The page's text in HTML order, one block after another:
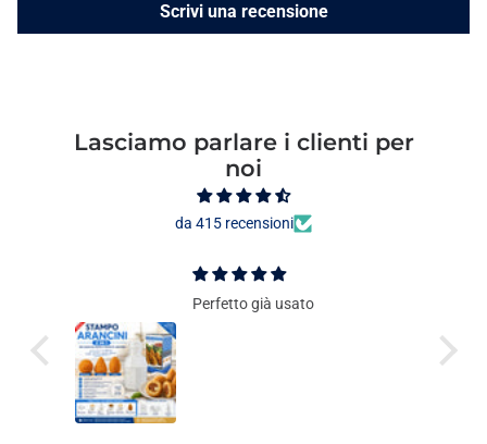
Scrivi una recensione
Lasciamo parlare i clienti per
noi
da 415 recensioni
Perfetto già usato